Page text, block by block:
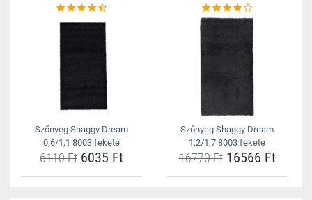
Szőnyeg Shaggy Dream
0,6/1,1 8003 fekete
6110 Ft 6035 Ft
Szőnyeg Shaggy Dream
1,2/1,7 8003 fekete
16770 Ft16566 Ft